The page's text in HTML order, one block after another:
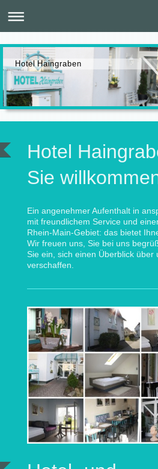
Hotel Haingraben
Hotel
Sie
Ein angenehmer Aufenthalt in
mit freundlichem Service und
Rhein-Main-Gebiet: das bietet
Wir freuen uns, Sie bei uns
Sie ein, sich einen Überblick über
verschaffen.